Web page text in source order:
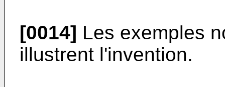
[0014] Les exemples
illustrent l'inven­tion.